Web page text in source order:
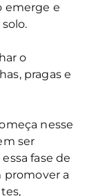
emerge e
o
pragas e
nesse
ser
fase de
promover a